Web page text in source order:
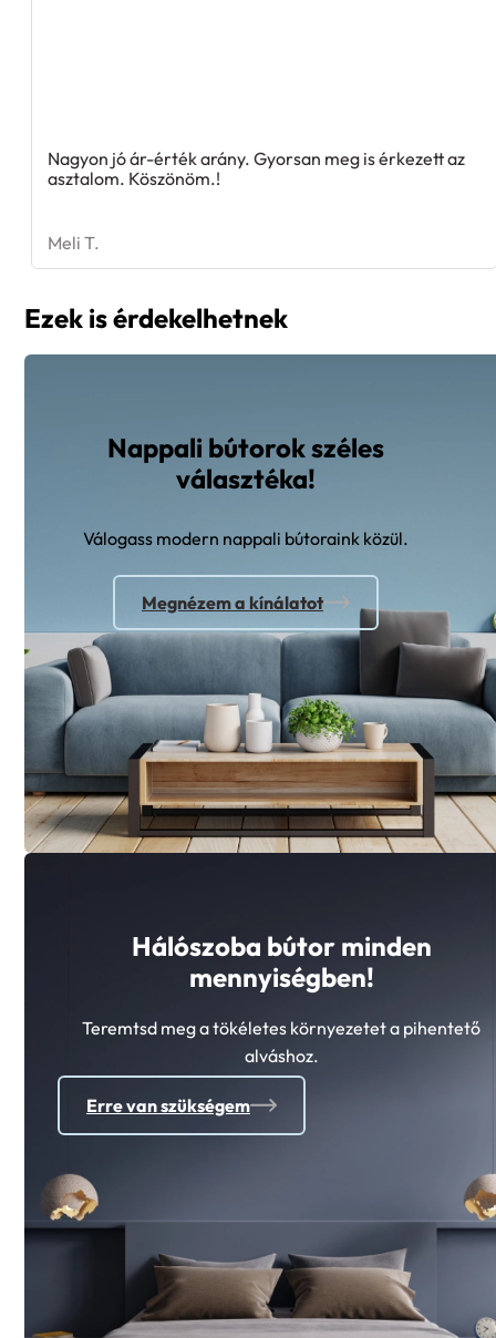
Nagyon jó ár-érték arány. Gyorsan meg is érkezett az
asztalom. Köszönöm.!
Meli T.
Ezek is érdekelhetnek
Nappali bútorok széles
választéka!
Válogass modern nappali bútoraink közül.
Megnézem a kínálatot
Hálószoba bútor minden
mennyiségben!
Teremtsd meg a tökéletes környezetet a pihentető
alváshoz.
Erre van szükségem